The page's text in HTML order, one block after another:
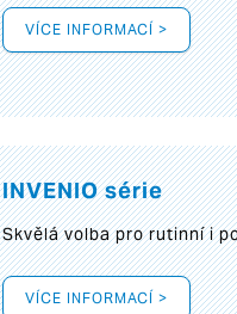
VÍCE INFORMACÍ >
INVENIO série
Skvělá volba pro rutinní i
VÍCE INFORMACÍ >